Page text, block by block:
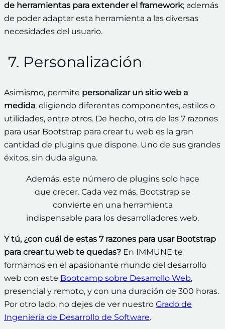
de herramientas para extender el framework; además
de poder adaptar esta herramienta a las diversas
necesidades del usuario.
7. Personalización
Asimismo, permite personalizar un sitio web a
medida, eligiendo diferentes componentes, estilos o
utilidades, entre otros. De hecho, otra de las 7 razones
para usar Bootstrap para crear tu web es la gran
cantidad de plugins que dispone. Uno de sus grandes
éxitos, sin duda alguna.
Además, este número de plugins solo hace
que crecer. Cada vez más, Bootstrap se
convierte en una herramienta
indispensable para los desarrolladores web.
Y tú, ¿con cuál de estas 7 razones para usar Bootstrap
para crear tu web te quedas? En IMMUNE te
formamos en el apasionante mundo del desarrollo
web con este Bootcamp sobre Desarrollo Web,
presencial y remoto, y con una duración de 300 horas.
Por otro lado, no dejes de ver nuestro Grado de
Ingeniería de Desarrollo de Software.